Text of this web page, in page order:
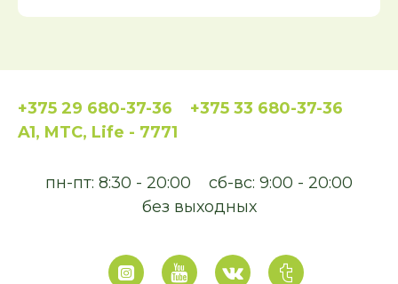
+375 29 680-37-36
+375 33 680-37-36
A1, MTC, Life - 7771
пн-пт: 8:30 - 20:00
сб-вс: 9:00 - 20:00
без выходных